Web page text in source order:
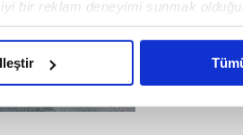
bir reklam deneyimi sunmak
ve bu noktada, reklamların